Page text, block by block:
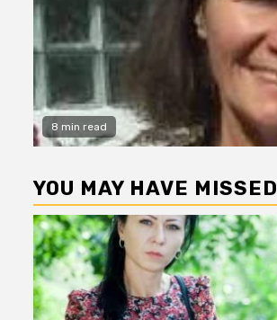
8 min read
YOU MAY HAVE MISSED